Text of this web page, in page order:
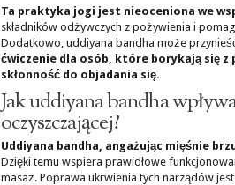
Ta praktyka jogi jest nieoceniona we
składników odżywczych z pożywienia i
Dodatkowo, uddiyana bandha może
ćwiczenie dla osób, które borykają się
skłonność do objadania się.
Jak uddiyana bandha
oczyszczającej?
Uddiyana bandha, angażując mięśnie
Dzięki temu wspiera prawidłowe
masaż. Poprawa ukrwienia tych narządów